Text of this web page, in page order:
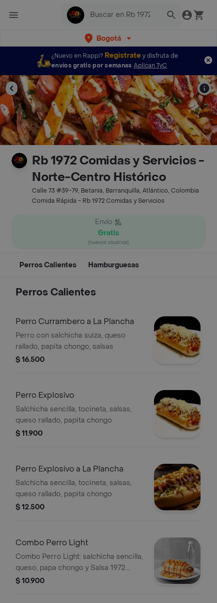
Bogotá
¿Nuevo en Rappi? Regístratey disfruta de
envíos gratis por semanas Aplican TyC
Rb 1972 Comidas y Servicios -
Norte-Centro Histórico
Calle 73 #39-79, Betania, Barranquilla, Atlántico, Colombia
Comida Rápida - Rb 1972 Comidas y Servicios
Envío
Gratis
(nuevos usuarios)
Perros Calientes Hamburguesas
Perros Calientes
Perro Currambero a La Plancha
Perro con salchicha suiza, queso
rallado, papita chongo, salsas
$ 16.500
Perro Explosivo
Salchicha sencilla, tocineta, salsas,
queso rallado, papita chongo
$ 11.900
Perro Explosivo a La Plancha
Salchicha sencilla, tocineta, salsas,
queso rallado, papita chongo
$ 12.500
Combo Perro Light
Combo Perro Light: salchicha sencilla,
queso, papa chongo y Salsa 1972.
Incluye agua de 200 ml.
$ 10.900